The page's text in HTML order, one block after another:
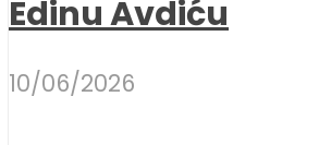
Edinu Avdiću
10/06/2026